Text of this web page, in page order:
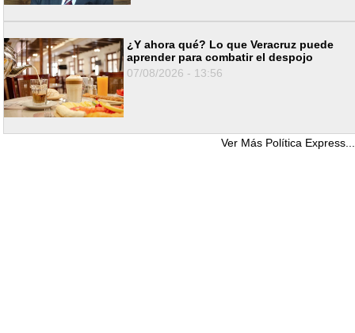
¿Y ahora qué? Lo que Veracruz puede
aprender para combatir el despojo
07/08/2026 - 13:56
Ver Más Política Express...